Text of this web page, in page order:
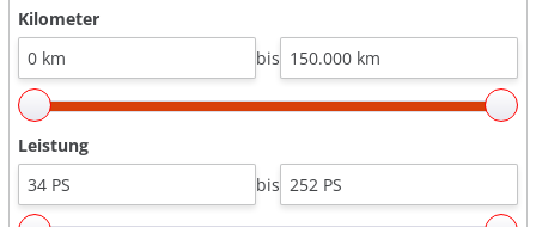
Kilometer
bis
Leistung
bis